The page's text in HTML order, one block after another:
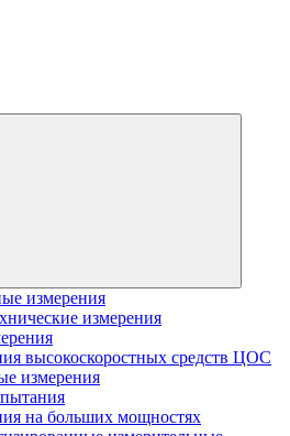
измерения
измерения
высокоскоростных средств ЦОС
измерения
на больших мощностях